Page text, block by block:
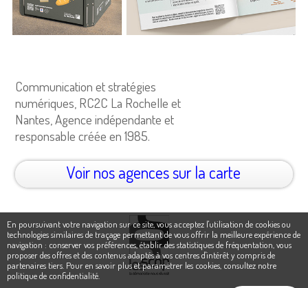
Communication et stratégies
numériques, RC2C La Rochelle et
Nantes, Agence indépendante et
responsable créée en 1985.
Voir nos agences sur la carte
En poursuivant votre navigation sur ce site, vous acceptez l'utilisation de cookies ou
technologies similaires de traçage permettant de vous offrir la meilleure expérience de
navigation : conserver vos préférences, établir des statistiques de fréquentation, vous
proposer des offres et des contenus adaptés à vos centres d'intérêt y compris de
partenaires tiers. Pour en savoir plus et paramétrer les cookies, consultez notre
politique de confidentialité